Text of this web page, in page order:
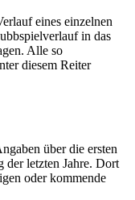
eines einzelnen
in das
Alle so
diesem Reiter
über die ersten
letzten Jahre. Dort
oder kommende